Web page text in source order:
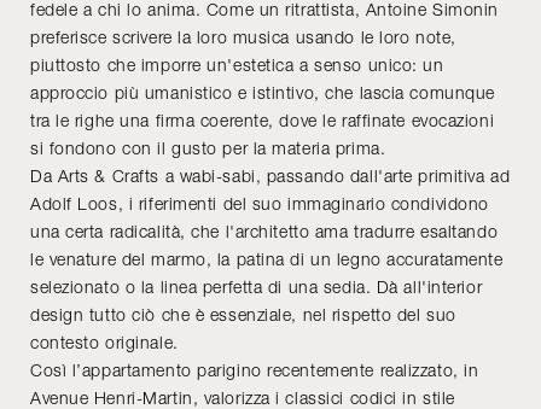
fedele a chi lo anima. Come un ritrattista, Antoine Simonin
preferisce scrivere la loro musica usando le loro note,
piuttosto che imporre un'estetica a senso unico: un
approccio più umanistico e istintivo, che lascia comunque
tra le righe una firma coerente, dove le raffinate evocazioni
si fondono con il gusto per la materia prima.
Da Arts & Crafts a wabi-sabi, passando dall'arte primitiva ad
Adolf Loos, i riferimenti del suo immaginario condividono
una certa radicalità, che l'architetto ama tradurre esaltando
le venature del marmo, la patina di un legno accuratamente
selezionato o la linea perfetta di una sedia. Dà all'interior
design tutto ciò che è essenziale, nel rispetto del suo
contesto originale.
Così l’appartamento parigino recentemente realizzato, in
Avenue Henri-Martin, valorizza i classici codici in stile